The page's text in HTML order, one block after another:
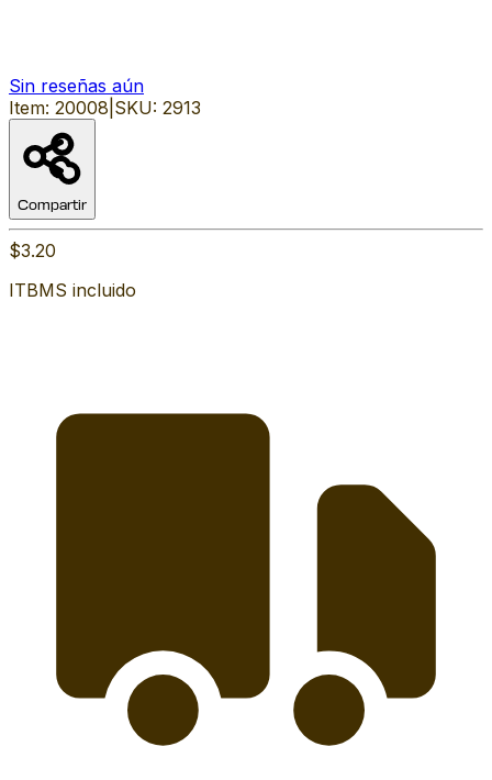
Sin reseñas aún
Item: 20008 SKU: 2913
Compartir
$3.20
ITBMS incluido